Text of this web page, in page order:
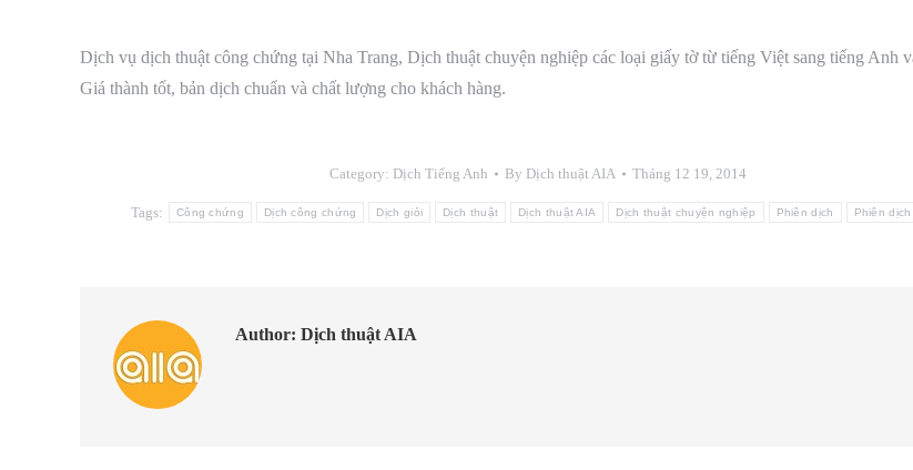
Dịch vụ dịch thuật công chứng tại Nha Trang, Dịch thuật chuyện nghiệp các loại giấy tờ từ tiếng Việt sang tiếng Anh
Giá thành tốt, bản dịch chuẩn và chất lượng cho khách hàng.
Category: Dịch Tiếng Anh By Dịch thuật AIA Tháng 12 19, 2014
Tags: Công chứng Dịch công chứng Dịch giỏi Dịch thuật Dịch thuật AIA Dịch thuật chuyện nghiệp Phiên dịch Phiên
Author: Dịch thuật AIA